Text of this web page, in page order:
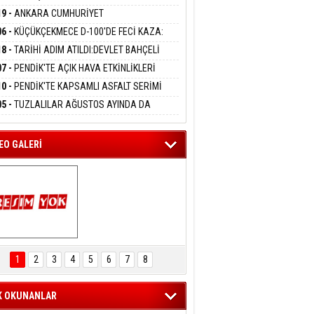
Kaynas
TUTUTKLANDI
HİZMET VERİLDİ
- ANKARA CUMHURİYET
ÖZGÜR ÖZEL VE VELİ
HAKKINDA FEZLEKE
- KÜÇÜKÇEKMECE D-100'DE FECİ KAZA:
İETT OTOBÜSÜNE ÇARPTI 3 KİŞİ
KAYBETTİ
- TARİHİ ADIM ATILDI:DEVLET BAHÇELİ
TÜRKİYE' ÇERÇEVE YASA TEKLİFİNİ
- PENDİK'TE AÇIK HAVA ETKİNLİKLERİ
SİNEMASIYLA BAŞLADI
- PENDİK'TE KAPSAMLI ASFALT SERİMİ
- TUZLALILAR AĞUSTOS AYINDA DA
DOYACAK
GALERİ
ENGELSİZ
FESTİVALİ
KONSERİ
MEST
1 2 3 4 5 6 7 8
OKUNANLAR